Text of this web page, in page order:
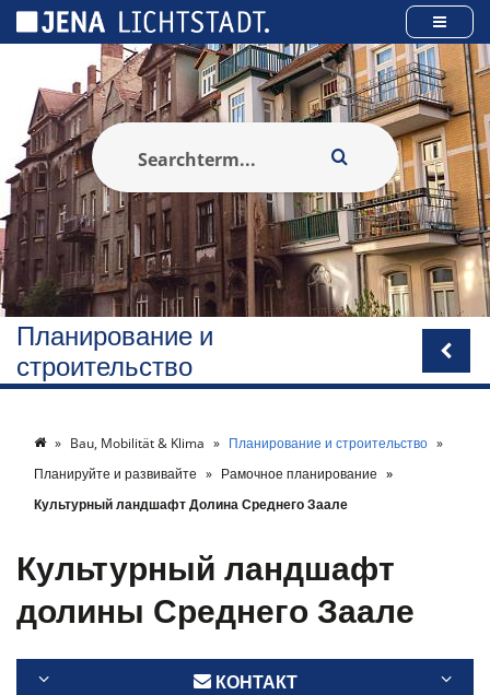
Планирование и
строительство
Bau, Mobilität & Klima
Планирование и строительство
Планируйте и развивайте
Рамочное планирование
Культурный ландшафт Долина Среднего Заале
Культурный ландшафт
долины Среднего Заале
КОНТАКТ
Панель управления cookies